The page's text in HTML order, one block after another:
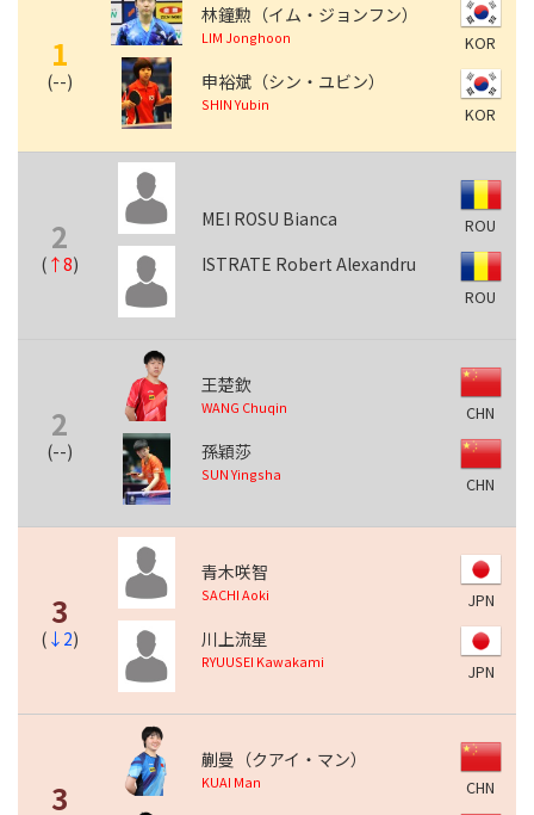
1
(--)
林鐘勲（イム・ジョンフン）
LIM Jonghoon
申裕斌（シン・ユビン）
SHIN Yubin
KOR
KOR
2
( ↑8)
MEI ROSU Bianca
ISTRATE Robert Alexandru
ROU
ROU
2
(--)
王楚欽
WANG Chuqin
孫穎莎
SUN Yingsha
CHN
CHN
3
( ↓2)
青木咲智
SACHI Aoki
川上流星
RYUUSEI Kawakami
JPN
JPN
3
蒯曼（クアイ・マン）
KUAI Man CHN